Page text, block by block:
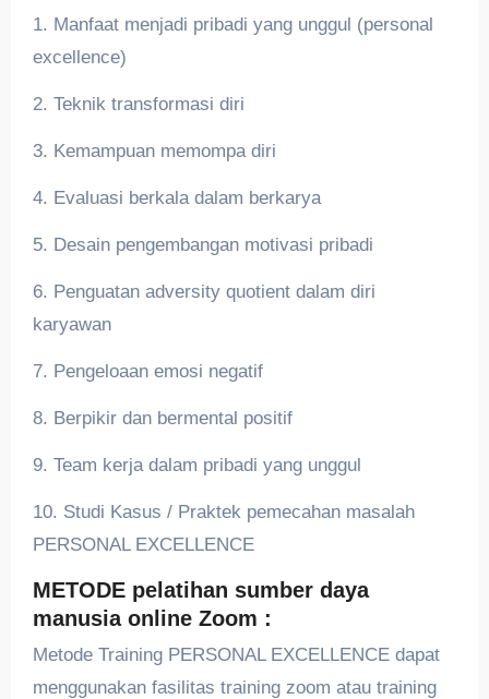
1. Manfaat menjadi pribadi yang unggul (personal
excellence)
2. Teknik transformasi diri
3. Kemampuan memompa diri
4. Evaluasi berkala dalam berkarya
5. Desain pengembangan motivasi pribadi
6. Penguatan adversity quotient dalam diri
karyawan
7. Pengeloaan emosi negatif
8. Berpikir dan bermental positif
9. Team kerja dalam pribadi yang unggul
10. Studi Kasus / Praktek pemecahan masalah
PERSONAL EXCELLENCE
METODE pelatihan sumber daya
manusia online Zoom :
Metode Training PERSONAL EXCELLENCE dapat
menggunakan fasilitas training zoom atau training